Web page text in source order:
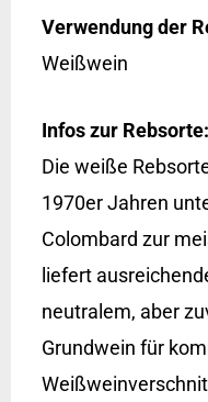
Verwendung der
Weißwein
Infos zur Rebsorte:
Die weiße
1970er Jahren
Colombard zur
liefert
neutralem, aber
Grundwein für